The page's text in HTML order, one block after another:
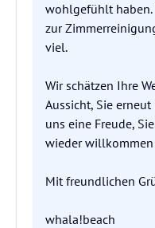
wohlgefühlt
zur
viel.
Wir schätzen Ihre
Aussicht, Sie
uns eine Freude,
wieder willkommen
Mit freundlichen
whala!beach